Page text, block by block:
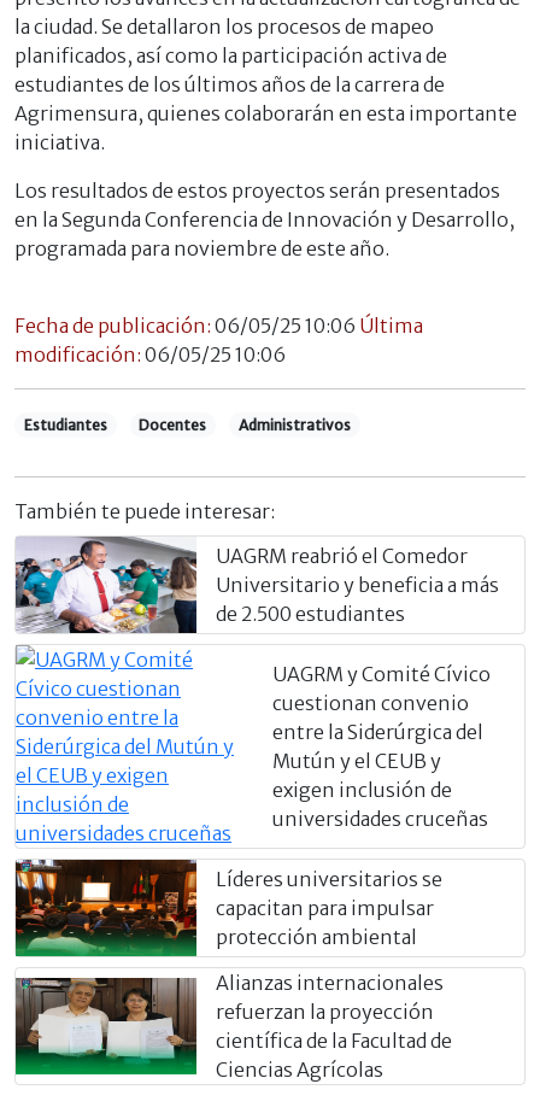
la ciudad. Se detallaron los procesos de mapeo
planificados, así como la participación activa de
estudiantes de los últimos años de la carrera de
Agrimensura, quienes colaborarán en esta importante
iniciativa.
Los resultados de estos proyectos serán presentados
en la Segunda Conferencia de Innovación y Desarrollo,
programada para noviembre de este año.
Fecha de publicación: 06/05/25 10:06 Última
modificación: 06/05/25 10:06
Estudiantes Docentes Administrativos
También te puede interesar:
UAGRM reabrió el Comedor
Universitario y beneficia a más
de 2.500 estudiantes
UAGRM y Comité Cívico
cuestionan convenio
entre la Siderúrgica del
Mutún y el CEUB y
exigen inclusión de
universidades cruceñas
Líderes universitarios se
capacitan para impulsar
protección ambiental
Alianzas internacionales
refuerzan la proyección
científica de la Facultad de
Ciencias Agrícolas